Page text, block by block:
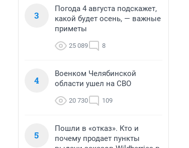
3
Погода 4 августа подскажет,
какой будет осень, — важные
приметы
25 089 8
4
Военком Челябинской
области ушел на СВО
20 730 109
5
Пошли в «отказ». Кто и
почему продает пункты